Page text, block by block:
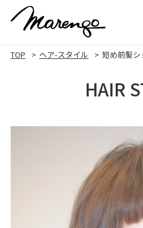
TOP ヘア-スタイル 短め前髪
HAIR